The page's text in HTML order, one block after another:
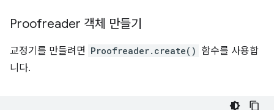
Proofreader 객체 만들기
교정기를 만들려면 Proofreader.create() 함수를 사용합
니다.